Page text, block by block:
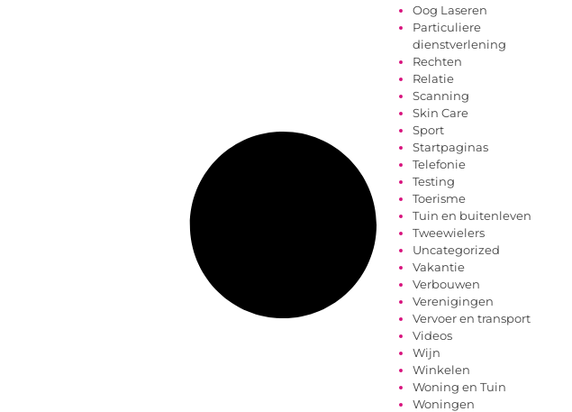
Oog Laseren
Particuliere
dienstverlening
Rechten
Relatie
Scanning
Skin Care
Sport
Startpaginas
Telefonie
Testing
Toerisme
Tuin en buitenleven
Tweewielers
Uncategorized
Vakantie
Verbouwen
Verenigingen
Vervoer en transport
Videos
Wijn
Winkelen
Woning en Tuin
Woningen